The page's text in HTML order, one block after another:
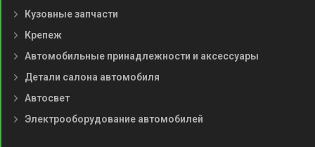
Кузовные запчасти
Крепеж
Автомобильные принадлежности и аксессуары
Детали салона автомобиля
Автосвет
Электрооборудование автомобилей